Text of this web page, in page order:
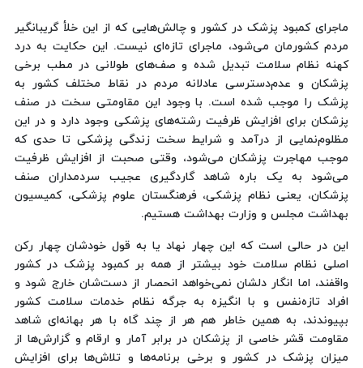
ماجرای کمبود پزشک در کشور و چالش‌هایی که از این خلأ گریبانگیر
مردم کشورمان می‌شود، ماجرای تازه‌ای نیست. این حکایت به درد
کهنه نظام سلامت تبدیل شده و صف‌های طولانی در مطب برخی
پزشکان و عدم‌دسترسی عادلانه مردم در نقاط مختلف کشور به
پزشک را موجب شده است. با وجود این مقاومتی سخت در صنف
پزشکان برای افزایش ظرفیت رشته‌های پزشکی وجود دارد و در این
مظلوم‌نمایی از درآمد و شرایط سخت زندگی پزشکی تا حدی که
موجب مهاجرت پزشکان می‌شود، وقتی صحبت از افزایش ظرفیت
می‌شود به یک باره شاهد گارد‌گیری عجیب سردمداران صنف
پزشکان، یعنی نظام پزشکی، فرهنگستان علوم پزشکی، کمیسیون
بهداشت مجلس و وزارت بهداشت هستیم.
این در حالی است که این چهار نهاد یا به قول خودشان چهار رکن
اصلی نظام سلامت خود بیشتر از همه بر کمبود پزشک در کشور
واقفند، اما انگار دلشان نمی‌خواهد انحصار از دست‌شان خارج شود و
افراد تازه‌نفس و با انگیزه به جرگه نظام خدمات سلامت کشور
بپیوندند، به همین خاطر هم هر از چند گاه با هر بهانه‌ای شاهد
مقاومت قشر خاصی از پزشکان در برابر آمار و ارقام و گزارش‌ها از
میزان پزشک در کشور و برخی برنامه‌ها و تلاش‌ها برای افزایش